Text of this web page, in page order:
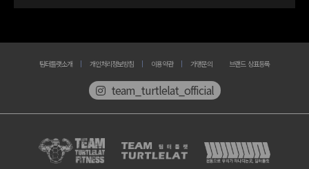
팀터틀랫소개 개인처리정보방침 이용약관 가맹문의 브랜드 상표등록
team_turtlelat_official